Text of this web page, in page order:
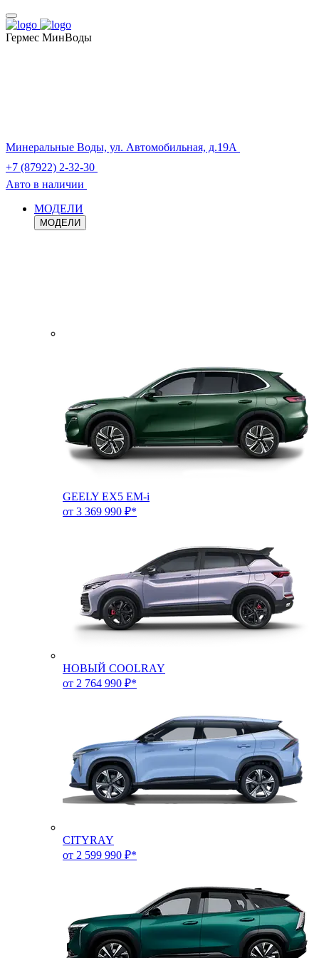
Гермес МинВоды
Минеральные Воды, ул. Автомобильная, д.19А
+7 (87922) 2-32-30
Авто в наличии
МОДЕЛИ
МОДЕЛИ
GEELY EX5 EM-i
от 3 369 990 ₽*
НОВЫЙ COOLRAY
от 2 764 990 ₽*
CITYRAY
от 2 599 990 ₽*